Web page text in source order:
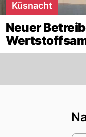
Küsnacht
Neuer